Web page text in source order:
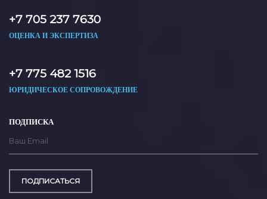
+7 705 237 7630
ОЦЕНКА И ЭКСПЕРТИЗА
+7 775 482 1516
ЮРИДИЧЕСКОЕ СОПРОВОЖДЕНИЕ
ПОДПИСКА
ПОДПИСАТЬСЯ